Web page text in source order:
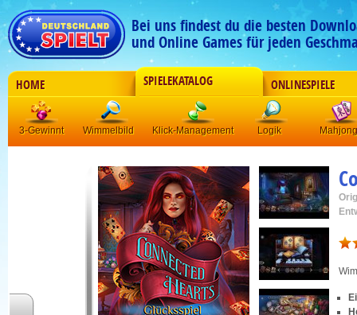
Bei uns findest du die besten
und Online Games für jeden
HOME SPIELEKATALOG ONLINESPIELE
3-Gewinnt Wimmelbild Klick-Management Logik Mahjong